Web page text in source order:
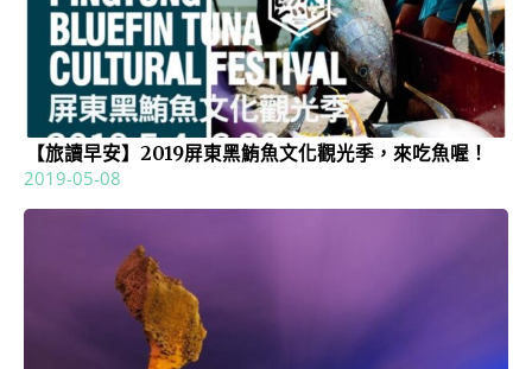
【旅讀早安】2019屏東黑鮪魚文化觀光季，來吃魚喔！
2019-05-08